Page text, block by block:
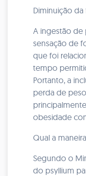
Diminuição
A ingestão de
sensação de
que foi
tempo
Portanto, a
perda de
obesidade
Qual a
Segundo o
do psyllium